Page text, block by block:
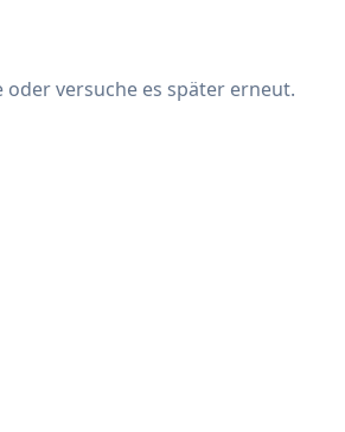
oder versuche es später erneut.